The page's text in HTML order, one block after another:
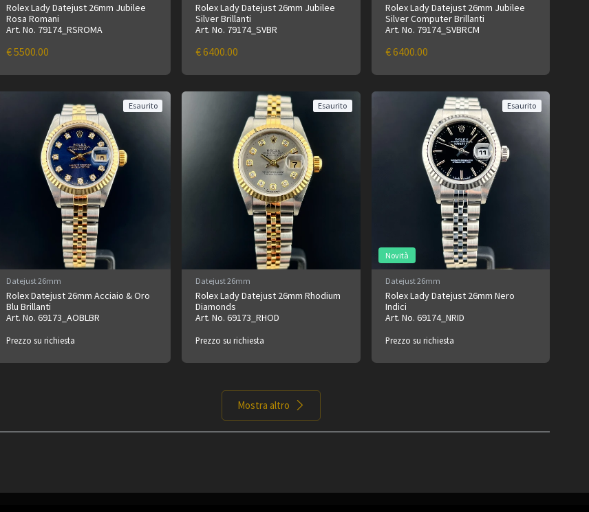
Rolex Lady Datejust 26mm Jubilee
Rosa Romani
Art. No. 79174_RSROMA
€ 5500.00
Rolex Lady Datejust 26mm Jubilee
Silver Brillanti
Art. No. 79174_SVBR
€ 6400.00
Rolex Lady Datejust 26mm Jubilee
Silver Computer Brillanti
Art. No. 79174_SVBRCM
€ 6400.00
Esaurito
Datejust 26mm
Rolex Datejust 26mm Acciaio & Oro
Blu Brillanti
Art. No. 69173_AOBLBR
Prezzo su richiesta
Esaurito
Datejust 26mm
Rolex Lady Datejust 26mm Rhodium
Diamonds
Art. No. 69173_RHOD
Prezzo su richiesta
Esaurito
Novità
Datejust 26mm
Rolex Lady Datejust 26mm Nero
Indici
Art. No. 69174_NRID
Prezzo su richiesta
Mostra altro